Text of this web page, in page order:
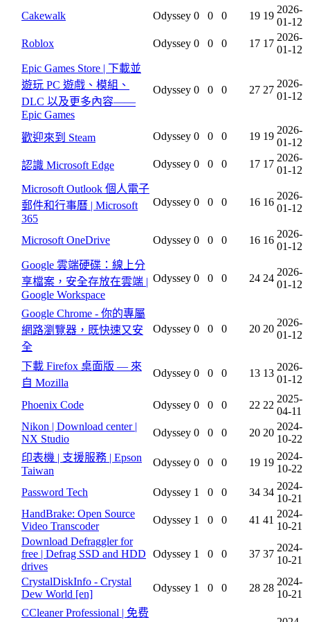
Cakewalk Odyssey 0 0 0 19 19
2026-
01-12
Roblox
Odyssey 0 0 0 17 17
2026-
01-12
Epic Games Store | 下載並
遊玩 PC 遊戲、模組、
DLC 以及更多內容——
Epic Games
Odyssey 0 0 0 27 27
2026-
01-12
歡迎來到 Steam Odyssey 0 0 0 19 19
2026-
01-12
認識 Microsoft Edge
Odyssey 0 0 0 17 17
2026-
01-12
Microsoft Outlook 個人電子
郵件和行事曆 | Microsoft
365
Odyssey 0 0 0 16 16
2026-
01-12
Microsoft OneDrive Odyssey 0 0 0 16 16
2026-
01-12
Google 雲端硬碟：線上分
享檔案，安全存放在雲端 |
Google Workspace
Odyssey 0 0 0 24 24
2026-
01-12
Google Chrome - 你的專屬
網路瀏覽器，既快速又安
全
Odyssey 0 0 0 20 20
2026-
01-12
下載 Firefox 桌面版 — 來
自 Mozilla
Odyssey 0 0 0 13 13
2026-
01-12
Phoenix Code Odyssey 0 0 0 22 22
2025-
04-11
Nikon | Download center |
NX Studio
Odyssey 0 0 0 20 20
2024-
10-22
印表機 | 支援服務 | Epson
Taiwan
Odyssey 0 0 0 19 19
2024-
10-22
Password Tech
Odyssey 1 0 0 34 34
2024-
10-21
HandBrake: Open Source
Video Transcoder
Odyssey 1 0 0 41 41
2024-
10-21
Download Defraggler for
free | Defrag SSD and HDD
drives
Odyssey 1 0 0 37 37
2024-
10-21
CrystalDiskInfo - Crystal
Dew World [en]
Odyssey 1 0 0 28 28
2024-
10-21
CCleaner Professional | 免费